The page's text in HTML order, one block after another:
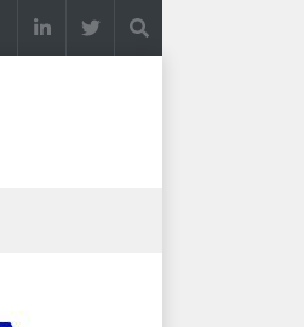
DRAGAN OSTOJIĆ: Moj karakter je